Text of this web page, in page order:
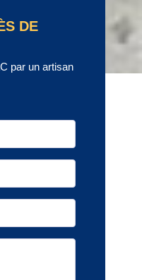
DE
par un artisan